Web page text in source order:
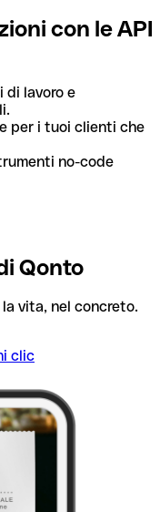
con le API
di lavoro e
per i tuoi clienti che
no-code
Qonto
vita, nel concreto.
clic